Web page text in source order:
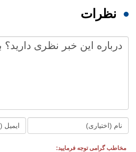
نظرات
مخاطب گرامی توجه فرمایید: